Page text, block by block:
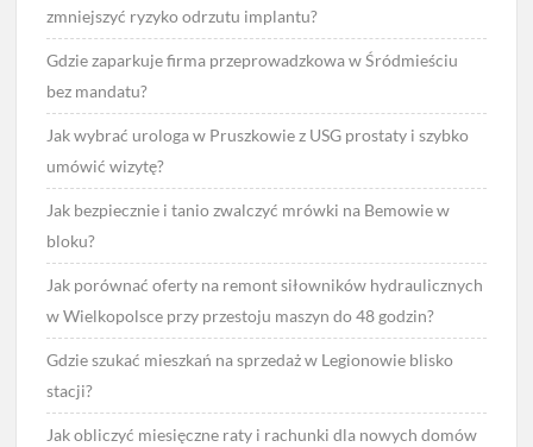
zmniejszyć ryzyko odrzutu implantu?
Gdzie zaparkuje firma przeprowadzkowa w Śródmieściu
bez mandatu?
Jak wybrać urologa w Pruszkowie z USG prostaty i szybko
umówić wizytę?
Jak bezpiecznie i tanio zwalczyć mrówki na Bemowie w
bloku?
Jak porównać oferty na remont siłowników hydraulicznych
w Wielkopolsce przy przestoju maszyn do 48 godzin?
Gdzie szukać mieszkań na sprzedaż w Legionowie blisko
stacji?
Jak obliczyć miesięczne raty i rachunki dla nowych domów